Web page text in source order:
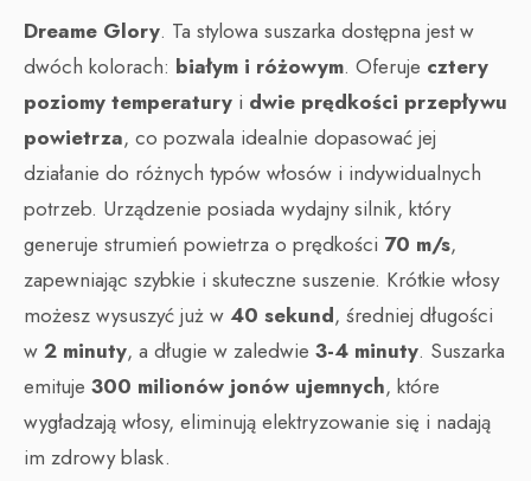
Dreame Glory. Ta stylowa suszarka dostępna jest w
dwóch kolorach: białym i różowym. Oferuje cztery
poziomy temperatury i dwie prędkości przepływu
powietrza, co pozwala idealnie dopasować jej
działanie do różnych typów włosów i indywidualnych
potrzeb. Urządzenie posiada wydajny silnik, który
generuje strumień powietrza o prędkości 70 m/s,
zapewniając szybkie i skuteczne suszenie. Krótkie włosy
możesz wysuszyć już w 40 sekund, średniej długości
w 2 minuty, a długie w zaledwie 3-4 minuty. Suszarka
emituje 300 milionów jonów ujemnych, które
wygładzają włosy, eliminują elektryzowanie się i nadają
im zdrowy blask.